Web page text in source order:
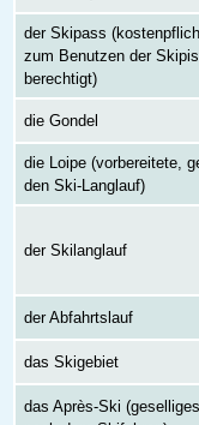
der Skipass
zum Benutzen der
berechtigt)
die Gondel
die Loipe (vorbereitete,
den Ski-Langlauf)
der Skilanglauf
der Abfahrtslauf
das Skigebiet
das Après-Ski